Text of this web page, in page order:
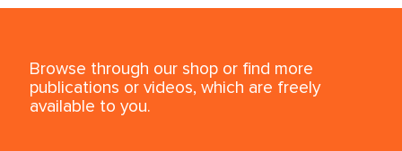
Browse through our shop or find more
publications or videos, which are freely
available to you.